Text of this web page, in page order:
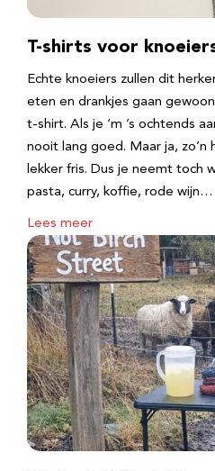
T-shirts voor
Echte knoeiers zullen dit
eten en drankjes gaan
t-shirt. Als je ‘m ’s ochtends
nooit lang goed. Maar ja,
lekker fris. Dus je neemt toch
pasta, curry, koffie, rode wijn…
Lees meer